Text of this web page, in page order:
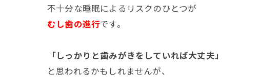
不十分な睡眠によるリスクのひとつが
むし歯の進行です。
「しっかりと歯みがきをしていれば大丈夫」
と思われるかもしれませんが、